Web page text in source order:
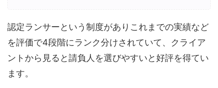
認定ランサーという制度がありこれまでの実績など
を評価で4段階にランク分けされていて、クライア
ントから見ると請負人を選びやすいと好評を得てい
ます。